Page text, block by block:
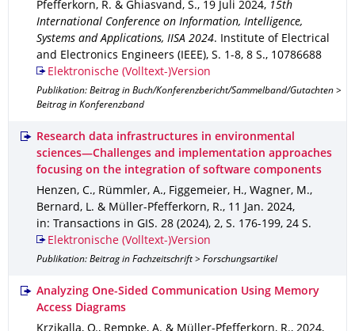
Pfefferkorn, R. & Ghiasvand, S., 19 Juli 2024, 15th
International Conference on Information, Intelligence,
Systems and Applications, IISA 2024.
Institute of Electrical
and Electronics Engineers (IEEE), S. 1-8, 8 S., 10786688
Elektronische (Volltext-)Version
Publikation: Beitrag in Buch/Konferenzbericht/Sammelband/Gutachten >
Beitrag in Konferenzband
Research data infrastructures in environmental
sciences—Challenges and implementation approaches
focusing on the integration of software components
Henzen, C., Rümmler, A., Figgemeier, H., Wagner, M.,
Bernard, L. & Müller-Pfefferkorn, R., 11 Jan. 2024,
in: Transactions in GIS. 28 (2024), 2, S. 176-199, 24 S.
Elektronische (Volltext-)Version
Publikation: Beitrag in Fachzeitschrift > Forschungsartikel
Analyzing One-Sided Communication Using Memory
Access Diagrams